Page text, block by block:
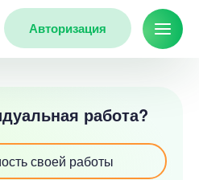
Авторизация
работа?
своей работы